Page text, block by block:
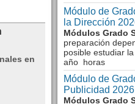
en
Módulo de
la Dirección
Módulos Grado
preparación
posible estudiar
año horas
Módulo de
Publicidad 2026
Módulos Grado